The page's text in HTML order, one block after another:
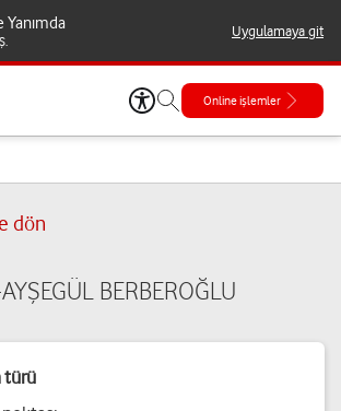
Yanımda Uygulamaya git
Online işlemler
dön
BERBEROĞLU
türü